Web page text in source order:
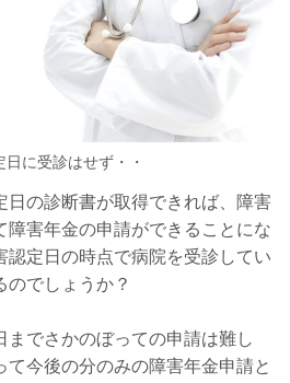
日に受診はせず・・
日の診断書が取得できれば、障害
障害年金の申請ができることにな
認定日の時点で病院を受診してい
のでしょうか？
までさかのぼっての申請は難し
て今後の分のみの障害年金申請と